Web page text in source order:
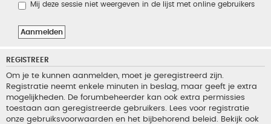
Mij deze sessie niet weergeven in de lijst met online gebruikers
REGISTREER
Om je te kunnen aanmelden, moet je geregistreerd zijn.
Registratie neemt enkele minuten in beslag, maar geeft je extra
mogelijkheden. De forumbeheerder kan ook extra permissies
toestaan aan geregistreerde gebruikers. Lees voor registratie
onze gebruiksvoorwaarden en het bijbehorend beleid. Bekijk ook